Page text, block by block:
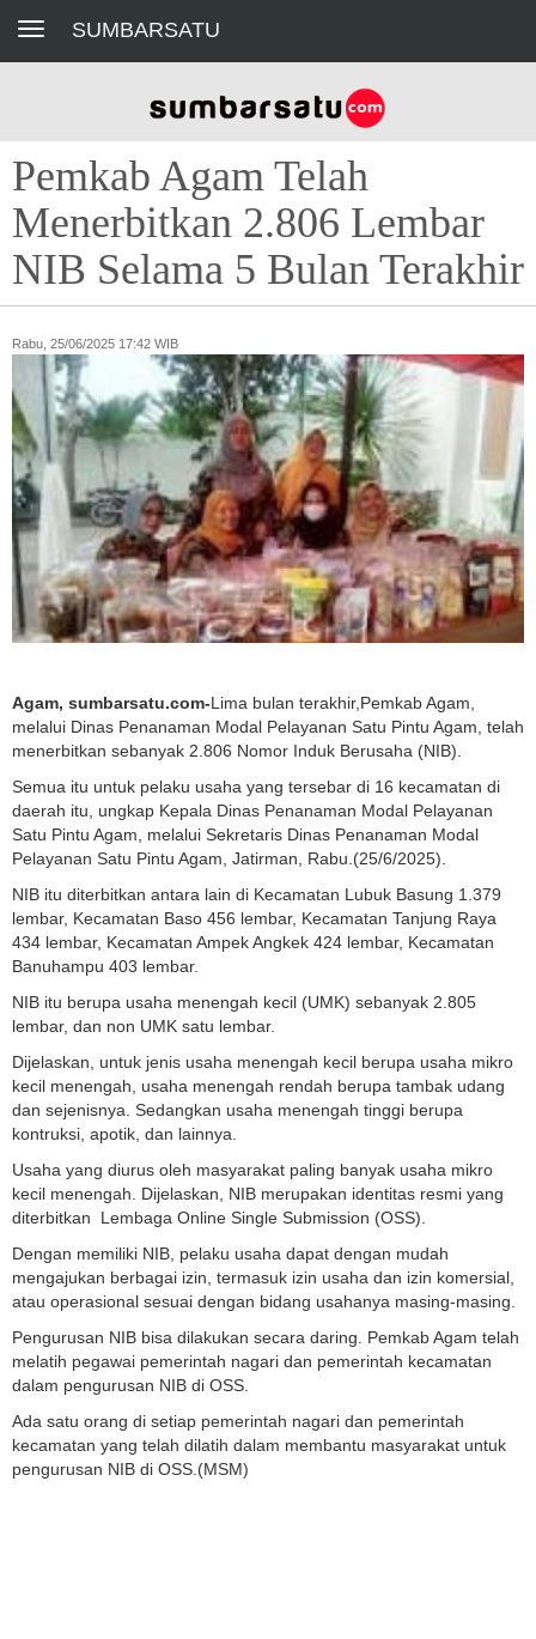
Toggle navigationSUMBARSATU
Pemkab Agam Telah
Menerbitkan 2.806 Lembar
NIB Selama 5 Bulan Terakhir
Rabu, 25/06/2025 17:42 WIB
Agam, sumbarsatu.com-Lima bulan terakhir,Pemkab Agam,
melalui Dinas Penanaman Modal Pelayanan Satu Pintu Agam, telah
menerbitkan sebanyak 2.806 Nomor Induk Berusaha (NIB).
Semua itu untuk pelaku usaha yang tersebar di 16 kecamatan di
daerah itu, ungkap Kepala Dinas Penanaman Modal Pelayanan
Satu Pintu Agam, melalui Sekretaris Dinas Penanaman Modal
Pelayanan Satu Pintu Agam, Jatirman, Rabu.(25/6/2025).
NIB itu diterbitkan antara lain di Kecamatan Lubuk Basung 1.379
lembar, Kecamatan Baso 456 lembar, Kecamatan Tanjung Raya
434 lembar, Kecamatan Ampek Angkek 424 lembar, Kecamatan
Banuhampu 403 lembar.
NIB itu berupa usaha menengah kecil (UMK) sebanyak 2.805
lembar, dan non UMK satu lembar.
Dijelaskan, untuk jenis usaha menengah kecil berupa usaha mikro
kecil menengah, usaha menengah rendah berupa tambak udang
dan sejenisnya. Sedangkan usaha menengah tinggi berupa
kontruksi, apotik, dan lainnya.
Usaha yang diurus oleh masyarakat paling banyak usaha mikro
kecil menengah. Dijelaskan, NIB merupakan identitas resmi yang
diterbitkan Lembaga Online Single Submission (OSS).
Dengan memiliki NIB, pelaku usaha dapat dengan mudah
mengajukan berbagai izin, termasuk izin usaha dan izin komersial,
atau operasional sesuai dengan bidang usahanya masing-masing.
Pengurusan NIB bisa dilakukan secara daring. Pemkab Agam telah
melatih pegawai pemerintah nagari dan pemerintah kecamatan
dalam pengurusan NIB di OSS.
Ada satu orang di setiap pemerintah nagari dan pemerintah
kecamatan yang telah dilatih dalam membantu masyarakat untuk
pengurusan NIB di OSS.(MSM)